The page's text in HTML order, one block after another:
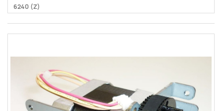
6240 (Z)